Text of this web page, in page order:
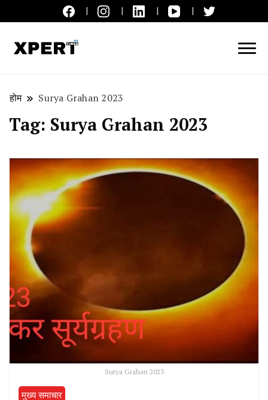
होम Surya Grahan 2023
Tag: Surya Grahan 2023
Surya Grahan 2023
मुख्य समाचार